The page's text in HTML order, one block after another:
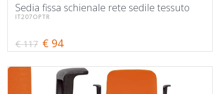
Sedia fissa schienale rete sedile tessuto
IT207OPTR
€ 117 € 94